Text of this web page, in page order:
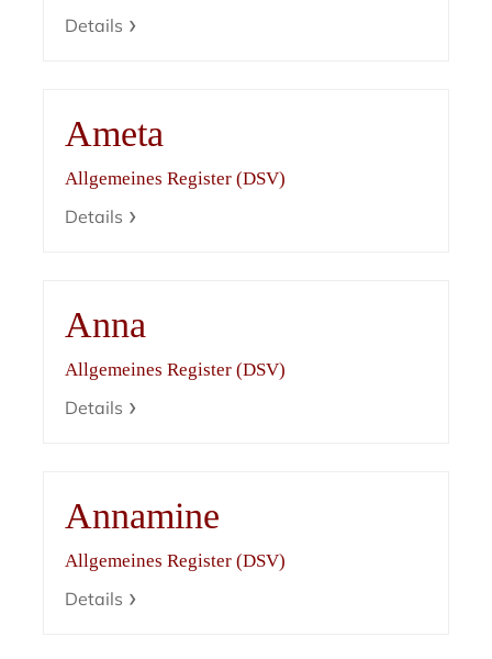
Details
Ameta
Allgemeines Register (DSV)
Details
Anna
Allgemeines Register (DSV)
Details
Annamine
Allgemeines Register (DSV)
Details